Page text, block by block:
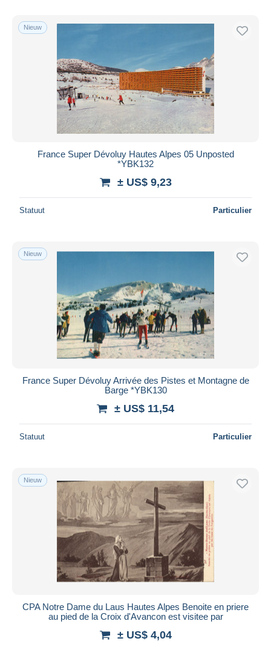
Nieuw
France Super Dévoluy Hautes Alpes 05 Unposted
*YBK132
± US$ 9,23
Statuut Particulier
Nieuw
France Super Dévoluy Arrivée des Pistes et Montagne de
Barge *YBK130
± US$ 11,54
Statuut Particulier
Nieuw
CPA Notre Dame du Laus Hautes Alpes Benoite en priere
au pied de la Croix d'Avancon est visitee par
± US$ 4,04